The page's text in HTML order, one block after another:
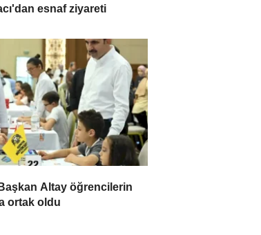
esnaf ziyareti
Altay öğrencilerin
ortak oldu